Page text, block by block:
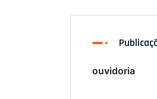
ouvidoria